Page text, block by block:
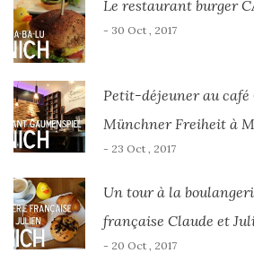
Le restaurant burger
- 30 Oct , 2017
Petit-déjeuner au café
Münchner Freiheit à
- 23 Oct , 2017
Un tour à la
française Claude et
- 20 Oct , 2017